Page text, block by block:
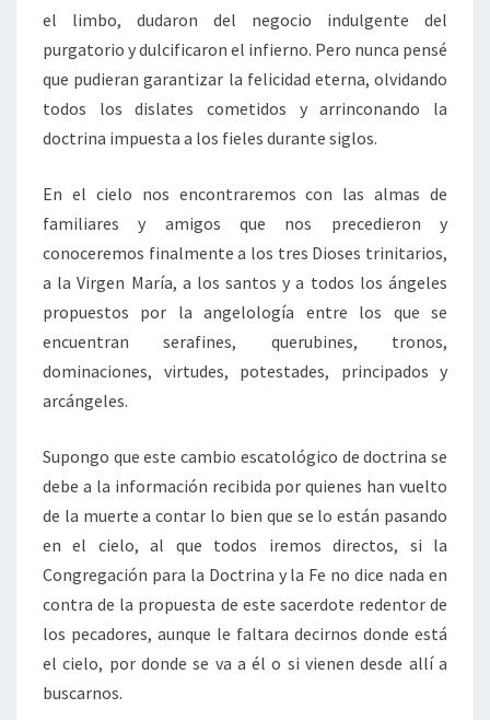
el limbo, dudaron del negocio indulgente del
purgatorio y dulcificaron el infierno. Pero nunca pensé
que pudieran garantizar la felicidad eterna, olvidando
todos los dislates cometidos y arrinconando la
doctrina impuesta a los fieles durante siglos.
En el cielo nos encontraremos con las almas de
familiares y amigos que nos precedieron y
conoceremos finalmente a los tres Dioses trinitarios,
a la Virgen María, a los santos y a todos los ángeles
propuestos por la angelología entre los que se
encuentran serafines, querubines, tronos,
dominaciones, virtudes, potestades, principados y
arcángeles.
Supongo que este cambio escatológico de doctrina se
debe a la información recibida por quienes han vuelto
de la muerte a contar lo bien que se lo están pasando
en el cielo, al que todos iremos directos, si la
Congregación para la Doctrina y la Fe no dice nada en
contra de la propuesta de este sacerdote redentor de
los pecadores, aunque le faltara decirnos donde está
el cielo, por donde se va a él o si vienen desde allí a
buscarnos.